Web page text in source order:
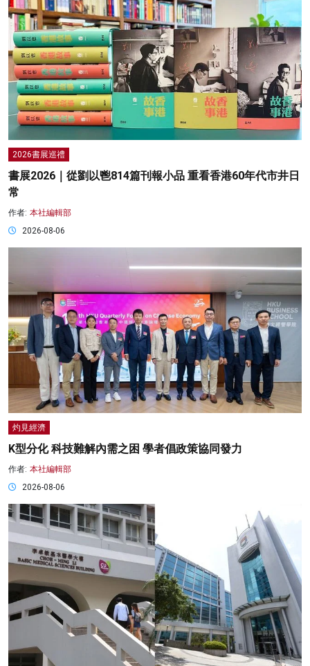
2026書展巡禮
書展2026｜從劉以鬯814篇刊報小品 重看香港60年代市井日
常
作者: 本社編輯部
2026-08-06
灼見經濟
K型分化 科技難解內需之困 學者倡政策協同發力
作者: 本社編輯部
2026-08-06